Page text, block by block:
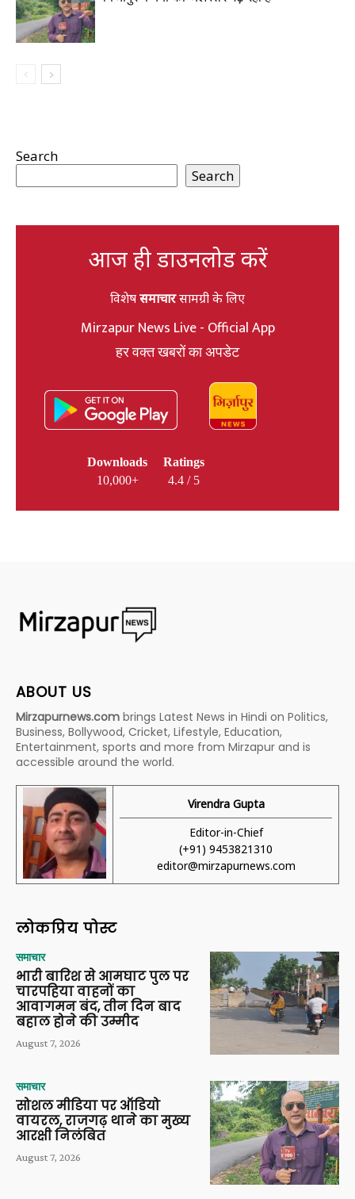
Search
Search
आज ही डाउनलोड करें
विशेषसमाचारसामग्री के लिए
Mirzapur News Live - Official App
हर वक्त खबरों का अपडेट
Downloads
10,000+
Ratings
4.4 / 5
ABOUT US
Mirzapurnews.com brings Latest News in Hindi on Politics,
Business, Bollywood, Cricket, Lifestyle, Education,
Entertainment, sports and more from Mirzapur and is
accessible around the world.
Virendra Gupta
Editor-in-Chief
(+91) 9453821310
editor@mirzapurnews.com
लोकप्रिय पोस्ट
समाचार
भारी बारिश से आमघाट पुल पर
चारपहिया वाहनों का
आवागमन बंद, तीन दिन बाद
बहाल होने की उम्मीद
August 7, 2026
समाचार
सोशल मीडिया पर ऑडियो
वायरल, राजगढ़ थाने का मुख्य
आरक्षी निलंबित
August 7, 2026